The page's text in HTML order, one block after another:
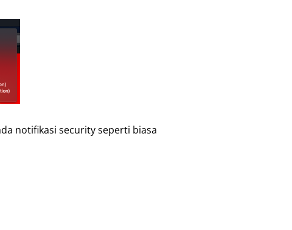
notifikasi security seperti biasa